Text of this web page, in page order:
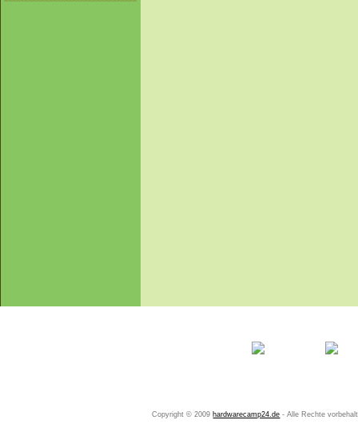
Copyright © 2009 hardwarecamp24.de - Alle Rechte